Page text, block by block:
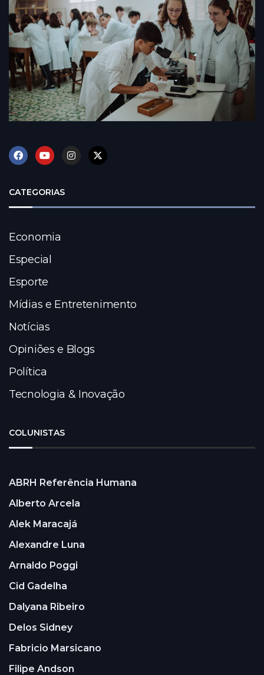
CATEGORIAS
Economia
Especial
Esporte
Mídias e Entretenimento
Notícias
Opiniões e Blogs
Política
Tecnologia & Inovação
COLUNISTAS
ABRH Referência Humana
Alberto Arcela
Alek Maracajá
Alexandre Luna
Arnaldo Poggi
Cid Gadelha
Dalyana Ribeiro
Delos Sidney
Fabricio Marsicano
Filipe Andson